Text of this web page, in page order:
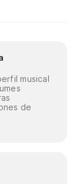
musical
de